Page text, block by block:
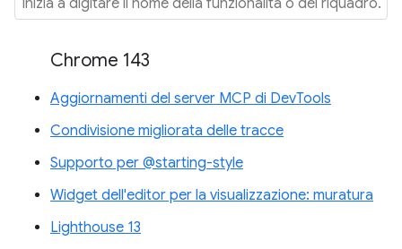
Chrome 143
Aggiornamenti del server MCP di DevTools
Condivisione migliorata delle tracce
Supporto per @starting-style
Widget dell'editor per la visualizzazione: muratura
Lighthouse 13